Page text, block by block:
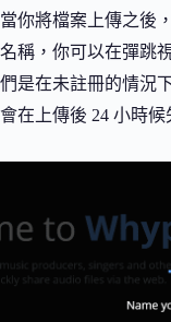
當你將檔案上傳之後
名稱，你可以在彈跳
們是在未註冊的情況
會在上傳後 24 小時候